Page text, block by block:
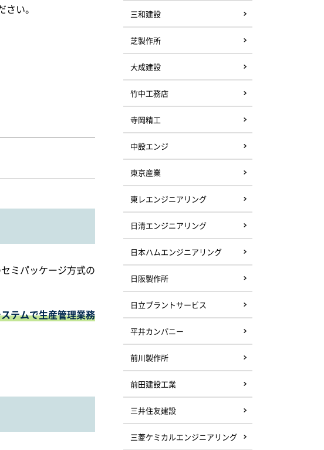
い。
ミパッケージ方式の
テムで生産管理業務
三和建設
芝製作所
大成建設
竹中工務店
寺岡精工
中設エンジ
東京産業
東レエンジニアリング
日清エンジニアリング
日本ハムエンジニアリング
日阪製作所
日立プラントサービス
平井カンパニー
前川製作所
前田建設工業
三井住友建設
三菱ケミカルエンジニアリング